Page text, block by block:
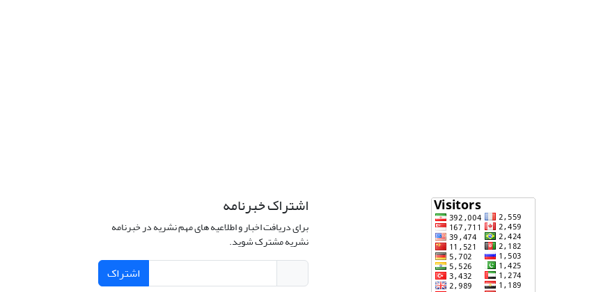
اشتراک خبرنامه
برای دریافت اخبار و اطلاعیه های مهم نشریه در خبرنامه
نشریه مشترک شوید.
اشتراک